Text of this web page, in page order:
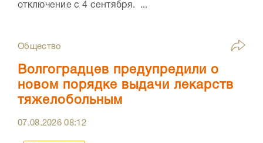
отключение с 4 сентября. ...
Общество
Волгоградцев предупредили о
новом порядке выдачи лекарств
тяжелобольным
07.08.202608:12